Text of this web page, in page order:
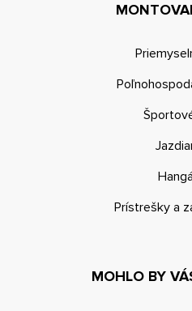
Prístrešky a
MOHLO BY